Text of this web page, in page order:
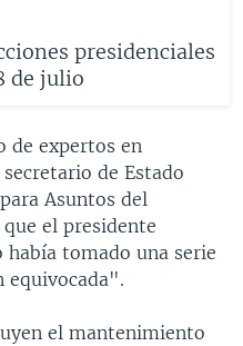
presidenciales
de julio
de expertos en
de Estado
Asuntos del
el presidente
había tomado una serie
equivocada".
el mantenimiento